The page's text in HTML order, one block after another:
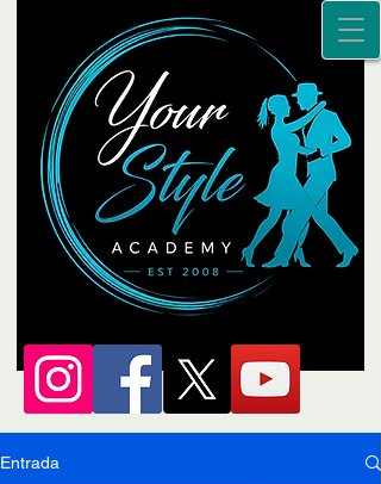
Entrada